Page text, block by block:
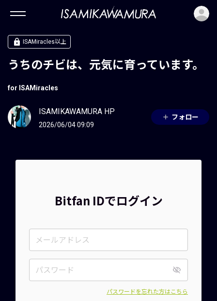
ISAMiracles以上
うちのチビは、元気に育っています。
for ISAMiracles
ISAMIKAWAMURA HP
2026/06/04 09:09
フォロー
Bitfan IDでログイン
パスワードを忘れた方はこちら